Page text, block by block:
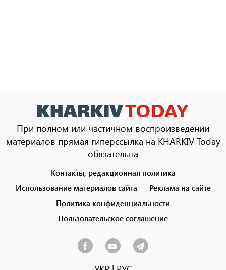
При полном или частичном воспроизведении
материалов прямая гиперссылка на KHARKIV Today
обязательна
menu
Контакты, редакционная политика
Использование материалов сайта
Реклама на сайте
Политика конфиденциальности
Пользовательское соглашение